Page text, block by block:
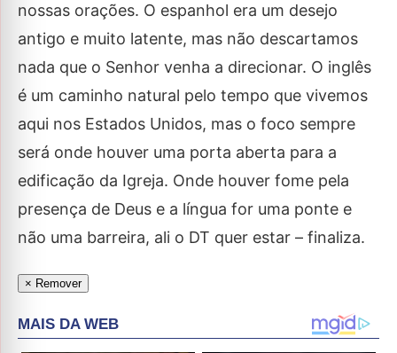
nossas orações. O espanhol era um desejo
antigo e muito latente, mas não descartamos
nada que o Senhor venha a direcionar. O inglês
é um caminho natural pelo tempo que vivemos
aqui nos Estados Unidos, mas o foco sempre
será onde houver uma porta aberta para a
edificação da Igreja. Onde houver fome pela
presença de Deus e a língua for uma ponte e
não uma barreira, ali o DT quer estar – finaliza.
× Remover